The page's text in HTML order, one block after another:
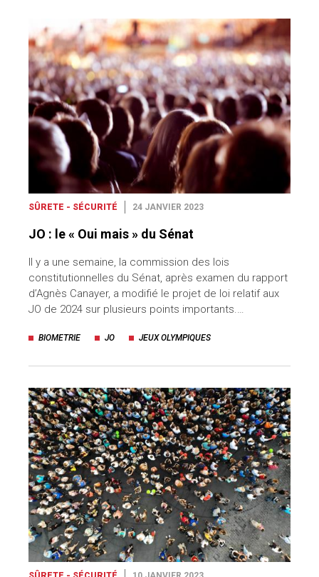
SÛRETE - SÉCURITÉ 24 JANVIER 2023
JO : le « Oui mais » du Sénat
Il y a une semaine, la commission des lois
constitutionnelles du Sénat, après examen du rapport
d’Agnès Canayer, a modifié le projet de loi relatif aux
JO de 2024 sur plusieurs points importants.…
BIOMETRIE JO JEUX OLYMPIQUES